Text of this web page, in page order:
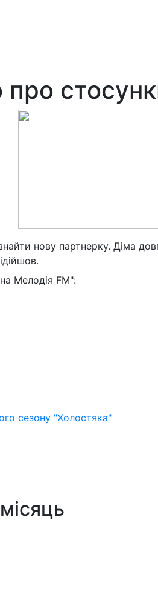
нову партнерку. Діма
Мелодія FM":
сезону "Холостяка"